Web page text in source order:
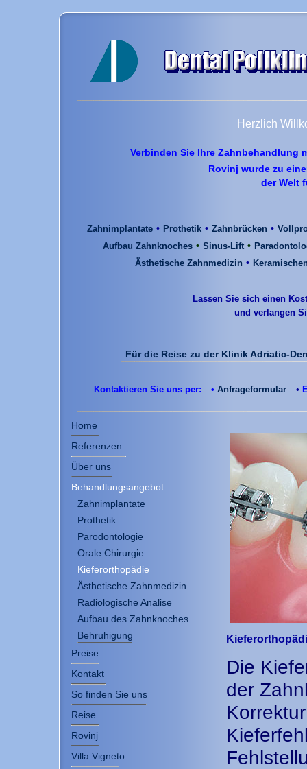
Herzlich
Verbinden Sie Ihre Zahnbehandlung
Rovinj wurde zu
der Welt
Zahnimplantate • Prothetik • Zahnbrücken •
Aufbau Zahnknoches • Sinus-Lift •
Ästhetische Zahnmedizin •
Lassen Sie sich einen
und verlangen
Für die Reise zu der Klinik Adriatic-
Kontaktieren Sie uns per: • Anfrageformular •
Home
Referenzen
Über uns
Behandlungsangebot
Zahnimplantate
Prothetik
Parodontologie
Orale Chirurgie
Kieferorthopädie
Ästhetische Zahnmedizin
Radiologische Analise
Aufbau des Zahnknoches
Behruhigung
Preise
Kontakt
So finden Sie uns
Reise
Rovinj
Villa Vigneto
Die
der